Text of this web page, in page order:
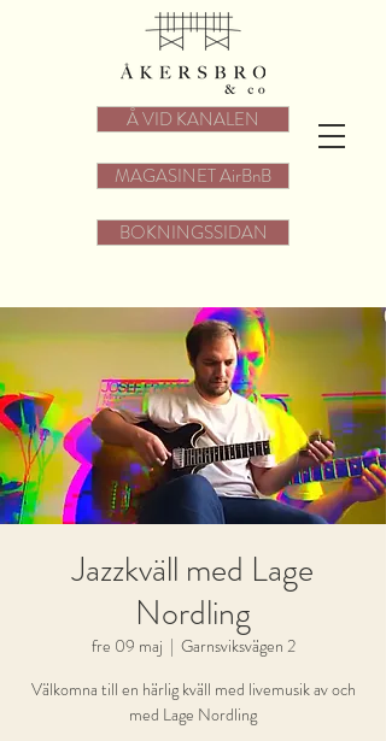
Å VID KANALEN
MAGASINET AirBnB
BOKNINGSSIDAN
Jazzkväll med Lage
Nordling
fre 09 maj
  |
Garnsviksvägen 2
Välkomna till en härlig kväll med livemusik av och
med Lage Nordling